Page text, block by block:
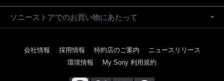
ソニーストアでのお買い物にあたって
会社情報 採用情報 特約店のご案内
ニュースリリース
環境情報
My Sony 利用規約